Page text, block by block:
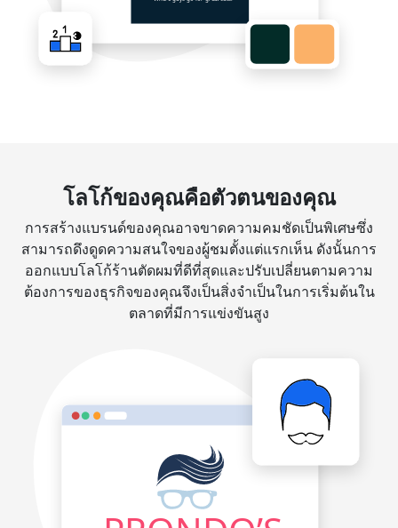
โลโก้ของคุณคือตัวตนของคุณ
การสร้างแบรนด์ของคุณอาจขาดความคมชัดเป็นพิเศษซึ่ง
สามารถดึงดูดความสนใจของผู้ชมตั้งแต่แรกเห็น ดังนั้นการ
ออกแบบโลโก้ร้านตัดผมที่ดีที่สุดและปรับเปลี่ยนตามความ
ต้องการของธุรกิจของคุณจึงเป็นสิ่งจำเป็นในการเริ่มต้นใน
ตลาดที่มีการแข่งขันสูง